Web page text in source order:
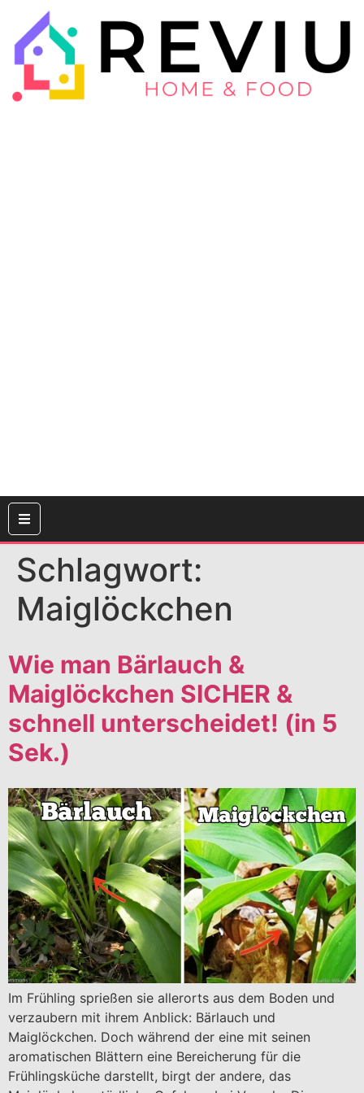
Schlagwort:
Maiglöckchen
Wie man Bärlauch &
Maiglöckchen SICHER &
schnell unterscheidet! (in 5
Sek.)
Im Frühling sprießen sie allerorts aus dem Boden und
verzaubern mit ihrem Anblick: Bärlauch und
Maiglöckchen. Doch während der eine mit seinen
aromatischen Blättern eine Bereicherung für die
Frühlingsküche darstellt, birgt der andere, das